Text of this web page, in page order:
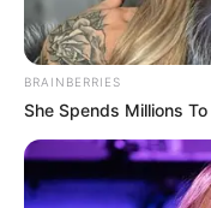
BRAINBERRIES
She Spends Millions